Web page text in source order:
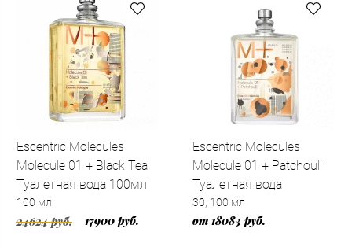
Escentric Molecules
Molecule 01 + Black Tea
Туалетная вода 100мл
100 мл
24624 руб. 17900 руб.
Escentric Molecules
Molecule 01 + Patchouli
Туалетная вода
30, 100 мл
от 18083 руб.